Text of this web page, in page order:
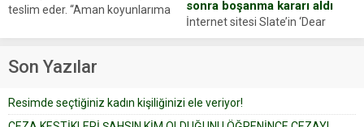
teslim eder. “Aman koyunlarıma
Çoban koyunları alır gider. Aylar...
sonra boşanma kararı aldı
İnternet sitesi Slate’in ‘Dear
Prudence’ isimli tavsiye köşesine
yapıştırdığı için düğünden...
Son Yazılar
Resimde seçtiğiniz kadın kişiliğinizi ele veriyor!